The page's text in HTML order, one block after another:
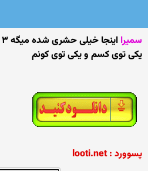
سمیرا
یکی توی کسم و یکی توی کونم
پسوورد : looti.net